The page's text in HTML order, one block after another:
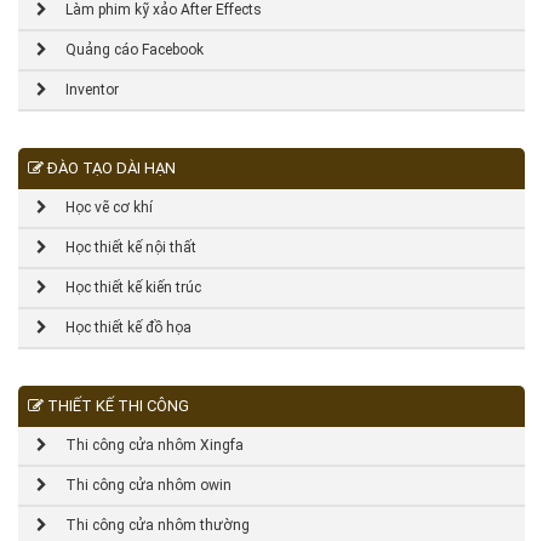
Làm phim kỹ xảo After Effects
Quảng cáo Facebook
Inventor
ĐÀO TẠO DÀI HẠN
Học vẽ cơ khí
Học thiết kế nội thất
Học thiết kế kiến trúc
Học thiết kế đồ họa
THIẾT KẾ THI CÔNG
Thi công cửa nhôm Xingfa
Thi công cửa nhôm owin
Thi công cửa nhôm thường